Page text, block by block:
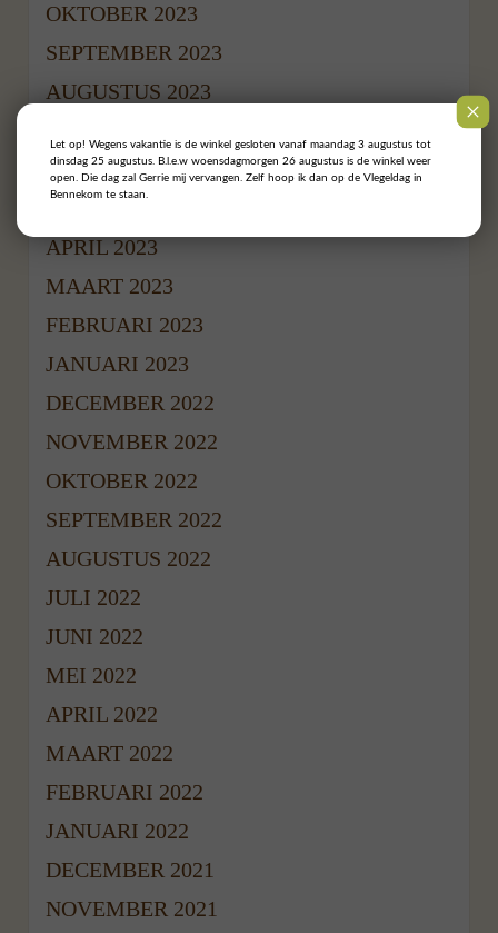
OKTOBER 2023
SEPTEMBER 2023
AUGUSTUS 2023
JUNI 2023
APRIL 2023
MAART 2023
FEBRUARI 2023
JANUARI 2023
DECEMBER 2022
NOVEMBER 2022
OKTOBER 2022
SEPTEMBER 2022
AUGUSTUS 2022
JULI 2022
JUNI 2022
MEI 2022
APRIL 2022
MAART 2022
FEBRUARI 2022
JANUARI 2022
DECEMBER 2021
NOVEMBER 2021
Let op! Wegens vakantie is de winkel gesloten vanaf maandag 3 augustus tot
dinsdag 25 augustus. B.l.e.w woensdagmorgen 26 augustus is de winkel weer
open. Die dag zal Gerrie mij vervangen. Zelf hoop ik dan op de Vlegeldag in
Bennekom te staan.